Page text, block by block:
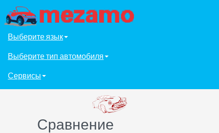
Выберите язык
Выберите тип автомобиля
Сервисы
Сравнение